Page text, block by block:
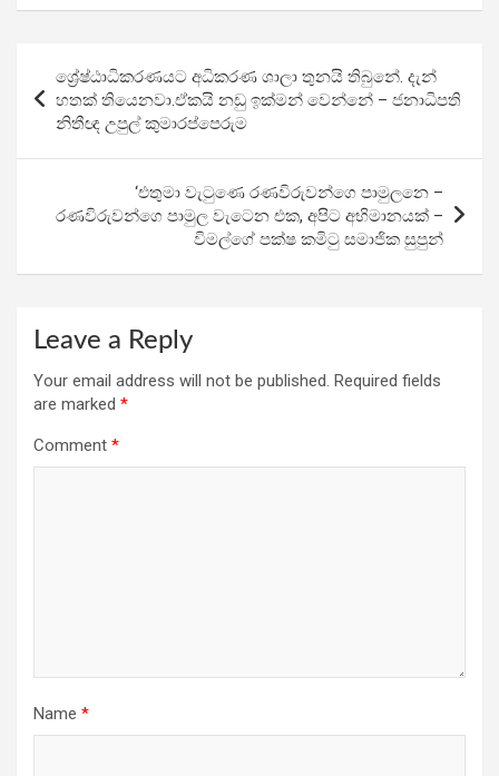
ce
b
o
o
k
tt
er
at
s
A
p
p
e
gr
a
m
ar
navigation
ශ්‍රේෂ්ඨාධිකරණයට අධිකරණ ශාලා තුනයි තිබුනේ. දැන්
හතක් තියෙනවා.ඒකයි නඩු ඉක්මන් වෙන්නේ – ජනාධිපති
නිතීඥ උපුල් කුමාරප්පෙරුම
‘එතුමා වැටුණෙ රණවිරුවන්ගෙ පාමුලනෙ –
රණවිරුවන්ගෙ පාමුල වැටෙන එක, අපිට අභිමානයක් –
විමල්ගේ පක්ෂ කමිටු සමාජික සුපුන්
Leave a Reply
Your email address will not be published. Required fields
are marked *
Comment *
Name *